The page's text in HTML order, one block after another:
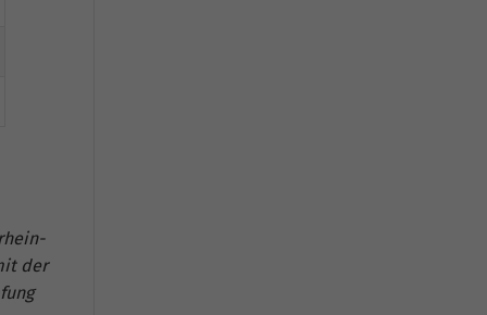
der